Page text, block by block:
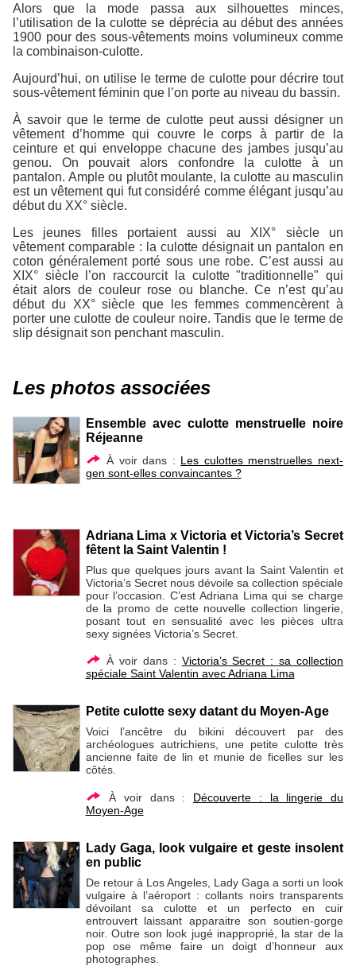
Alors que la mode passa aux silhouettes minces,
l’utilisation de la culotte se déprécia au début des années
1900 pour des sous-vêtements moins volumineux comme
la combinaison-culotte.
Aujourd’hui, on utilise le terme de culotte pour décrire tout
sous-vêtement féminin que l’on porte au niveau du bassin.
À savoir que le terme de culotte peut aussi désigner un
vêtement d’homme qui couvre le corps à partir de la
ceinture et qui enveloppe chacune des jambes jusqu’au
genou. On pouvait alors confondre la culotte à un
pantalon. Ample ou plutôt moulante, la culotte au masculin
est un vêtement qui fut considéré comme élégant jusqu’au
début du XX° siècle.
Les jeunes filles portaient aussi au XIX° siècle un
vêtement comparable : la culotte désignait un pantalon en
coton généralement porté sous une robe. C’est aussi au
XIX° siècle l’on raccourcit la culotte "traditionnelle" qui
était alors de couleur rose ou blanche. Ce n’est qu’au
début du XX° siècle que les femmes commencèrent à
porter une culotte de couleur noire. Tandis que le terme de
slip désignait son penchant masculin.
Les photos associées
Ensemble avec culotte menstruelle noire
Réjeanne
À voir dans : Les culottes menstruelles next-
gen sont-elles convaincantes ?
Adriana Lima x Victoria et Victoria’s Secret
fêtent la Saint Valentin !
Plus que quelques jours avant la Saint Valentin et
Victoria’s Secret nous dévoile sa collection spéciale
pour l’occasion. C’est Adriana Lima qui se charge
de la promo de cette nouvelle collection lingerie,
posant tout en sensualité avec les pièces ultra
sexy signées Victoria’s Secret.
À voir dans : Victoria’s Secret : sa collection
spéciale Saint Valentin avec Adriana Lima
Petite culotte sexy datant du Moyen-Age
Voici l’ancêtre du bikini découvert par des
archéologues autrichiens, une petite culotte très
ancienne faite de lin et munie de ficelles sur les
côtés.
À voir dans : Découverte : la lingerie du
Moyen-Age
Lady Gaga, look vulgaire et geste insolent
en public
De retour à Los Angeles, Lady Gaga a sorti un look
vulgaire à l’aéroport : collants noirs transparents
dévoilant sa culotte et un perfecto en cuir
entrouvert laissant apparaitre son soutien-gorge
noir. Outre son look jugé inapproprié, la star de la
pop ose même faire un doigt d’honneur aux
photographes.